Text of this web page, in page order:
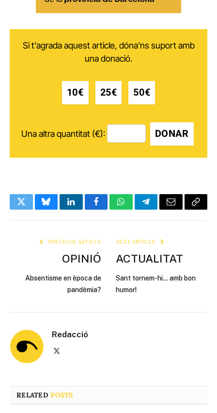
Si t'agrada aquest article, dóna'ns suport amb
una donació.
10€ 25€ 50€
Una altra quantitat (€): DONAR
TwitterBlueskyLinkedInFacebookWhatsAppTelegramEmail Copy
PREVIOUS ARTICLE
OPINIÓ
Absentisme en època de
pandèmia?
NEXT ARTICLE
ACTUALITAT
Sant tornem-hi… amb bon
humor!
Redacció
RELATEDPOSTS